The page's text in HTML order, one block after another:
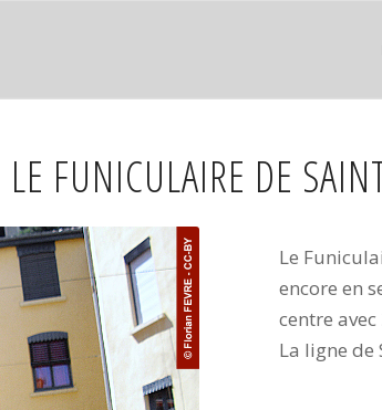
LE FUNICULAIRE DE
Le
encore en
centre avec
La ligne de